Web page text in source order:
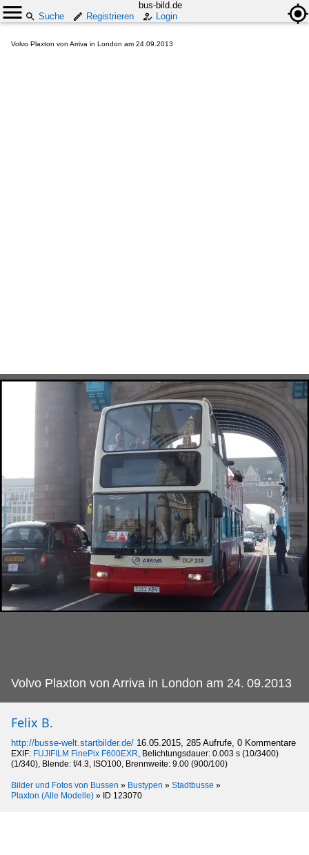
bus-bild.de
Suche
Registrieren Login
Volvo Plaxton von Arriva in London am 24.09.2013
Volvo Plaxton von Arriva in London am 24. 09.2013
Felix B.
http://busse-welt.startbilder.de/ 16.05.2015, 285 Aufrufe, 0 Kommentare
EXIF: FUJIFILM FinePix F600EXR, Belichtungsdauer: 0.003 s (10/3400)
(1/340), Blende: f/4.3, ISO100, Brennweite: 9.00 (900/100)
Bilder und Fotos von Bussen » Bustypen » Stadtbusse »
Plaxton (Alle Modelle) » ID 123070